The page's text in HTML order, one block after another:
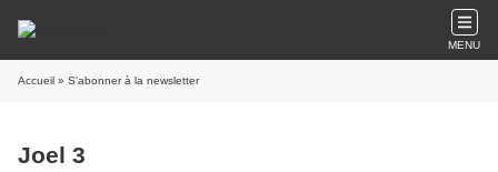
MENU
Accueil » S'abonner à la newsletter
Joel 3